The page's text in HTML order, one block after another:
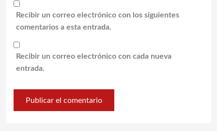
Recibir un correo electrónico con los siguientes
comentarios a esta entrada.
Recibir un correo electrónico con cada nueva
entrada.